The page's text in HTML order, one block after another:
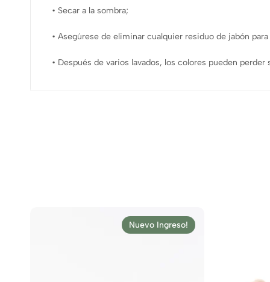
• Secar a la sombra;
• Asegúrese de eliminar cualquier residuo de jabón
• Después de varios lavados, los colores pueden perder
Nuevo Ingreso!